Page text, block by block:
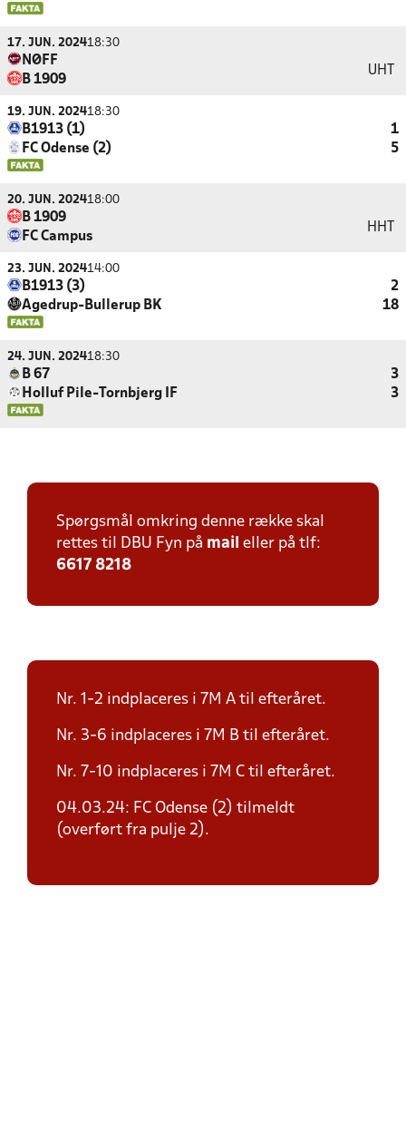
17. JUN. 202418:30
NØFF
B 1909
UHT
19. JUN. 202418:30
B1913 (1)
1
FC Odense (2)
5
20. JUN. 202418:00
B 1909
FC Campus
HHT
23. JUN. 202414:00
B1913 (3)
2
Agedrup-Bullerup BK
18
24. JUN. 202418:30
B 67
3
Holluf Pile-Tornbjerg IF
3
Spørgsmål omkring denne række skal
rettes til DBU Fyn på mail eller på tlf:
6617 8218
Nr. 1-2 indplaceres i 7M A til efteråret.
Nr. 3-6 indplaceres i 7M B til efteråret.
Nr. 7-10 indplaceres i 7M C til efteråret.
04.03.24: FC Odense (2) tilmeldt
(overført fra pulje 2).